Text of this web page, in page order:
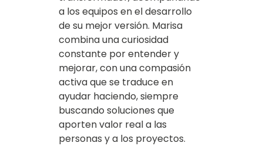
a los equipos en el desarrollo
de su mejor versión. Marisa
combina una curiosidad
constante por entender y
mejorar, con una compasión
activa que se traduce en
ayudar haciendo, siempre
buscando soluciones que
aporten valor real a las
personas y a los proyectos.